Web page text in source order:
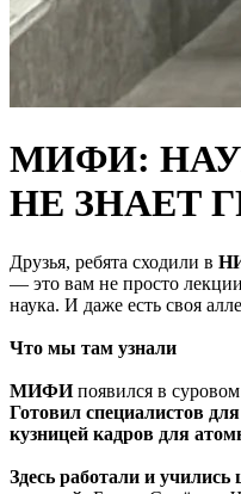
МИФИ:
НЕ ЗНАЕТ
Друзья, ребята сходили в
— это вам не просто
наука. И даже есть своя
Что мы там узнали
МИФИпоявился в
Готовил специалистов
кузницей кадров для
Здесь работали и учились